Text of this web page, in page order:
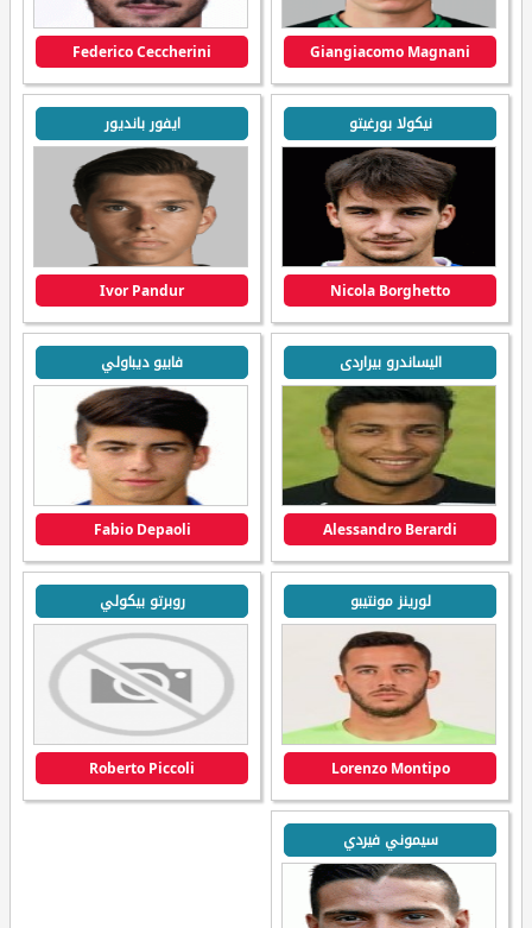
Giangiacomo Magnani
Federico Ceccherini
نيكولا بورغيتو
Nicola Borghetto
ايفور بانديور
Ivor Pandur
اليساندرو بيراردى
Alessandro Berardi
فابيو ديباولي
Fabio Depaoli
لورينز مونتيبو
Lorenzo Montipo
روبرتو بيكولي
Roberto Piccoli
سيموني فيردي